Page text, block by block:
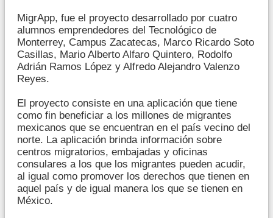
MigrApp, fue el proyecto desarrollado por cuatro
alumnos emprendedores del Tecnológico de
Monterrey, Campus Zacatecas, Marco Ricardo Soto
Casillas, Mario Alberto Alfaro Quintero, Rodolfo
Adrián Ramos López y Alfredo Alejandro Valenzo
Reyes.
El proyecto consiste en una aplicación que tiene
como fin beneficiar a los millones de migrantes
mexicanos que se encuentran en el país vecino del
norte. La aplicación brinda información sobre
centros migratorios, embajadas y oficinas
consulares a los que los migrantes pueden acudir,
al igual como promover los derechos que tienen en
aquel país y de igual manera los que se tienen en
México.